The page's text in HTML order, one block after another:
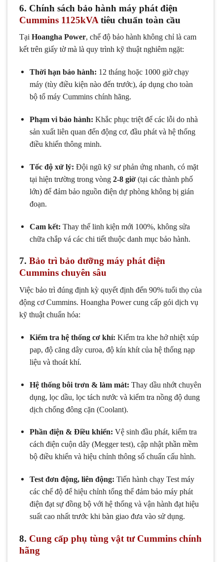
6. Chính sách bảo hành máy phát điện
Cummins 1125kVA tiêu chuẩn toàn cầu
Tại Hoangha Power, chế độ bảo hành không chỉ là cam
kết trên giấy tờ mà là quy trình kỹ thuật nghiêm ngặt:
Thời hạn bảo hành: 12 tháng hoặc 1000 giờ chạy
máy (tùy điều kiện nào đến trước), áp dụng cho toàn
bộ tổ máy Cummins chính hãng.
Phạm vi bảo hành: Khắc phục triệt để các lỗi do nhà
sản xuất liên quan đến động cơ, đầu phát và hệ thống
điều khiển thông minh.
Tốc độ xử lý: Đội ngũ kỹ sư phản ứng nhanh, có mặt
tại hiện trường trong vòng 2-8 giờ(tại các thành phố
lớn) để đảm bảo nguồn điện dự phòng không bị gián
đoạn.
Cam kết: Thay thế linh kiện mới 100%, không sửa
chữa chắp vá các chi tiết thuộc danh mục bảo hành.
7. Bảo trì bảo dưỡng máy phát điện
Cummins chuyên sâu
Việc bảo trì đúng định kỳ quyết định đến 90% tuổi thọ của
động cơ Cummins. Hoangha Power cung cấp gói dịch vụ
kỹ thuật chuẩn hóa:
Kiểm tra hệ thống cơ khí: Kiểm tra khe hở nhiệt xúp
pap, độ căng dây curoa, độ kín khít của hệ thống nạp
liệu và thoát khí.
Hệ thống bôi trơn & làm mát: Thay dầu nhớt chuyên
dụng, lọc dầu, lọc tách nước và kiểm tra nồng độ dung
dịch chống đông cặn (Coolant).
Phần điện & Điều khiển: Vệ sinh đầu phát, kiểm tra
cách điện cuộn dây (Megger test), cập nhật phần mềm
bộ điều khiển và hiệu chỉnh thông số chuẩn cấu hình.
Test đơn động, liên động: Tiến hành chạy Test máy
các chế độ để hiệu chỉnh tổng thể đảm bảo máy phát
điện đạt sự đồng bộ với hệ thống và vận hành đạt hiệu
suất cao nhất trước khi bàn giao đưa vào sử dụng.
8. Cung cấp phụ tùng vật tư Cummins chính
hãng